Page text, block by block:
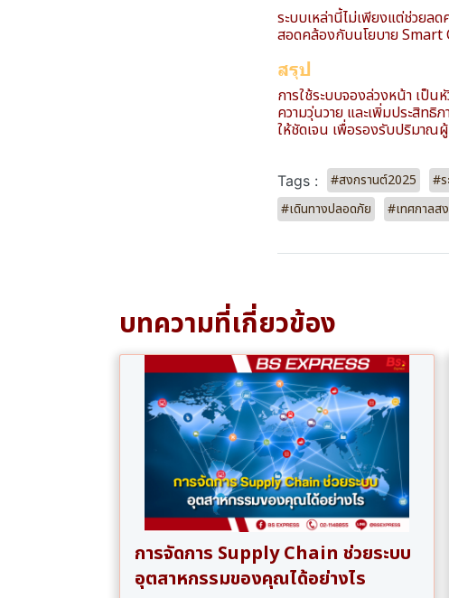
ระบบเหล่านี้ไม่เพียงแต่ช่วยล
สอดคล้องกับนโยบาย Smart
สรุป
การใช้ระบบจองล่วงหน้า เป็
ความวุ่นวาย และเพิ่มประสิท
ให้ชัดเจน เพื่อรองรับปริมาณ
Tags : #สงกรานต์2025 #
#เดินทางปลอดภัย
#เทศกาลส
บทความที่เกี่ยวข้อง
การจัดการ Supply Chain ช่วยระบบ
อุตสาหกรรมของคุณได้อย่างไร